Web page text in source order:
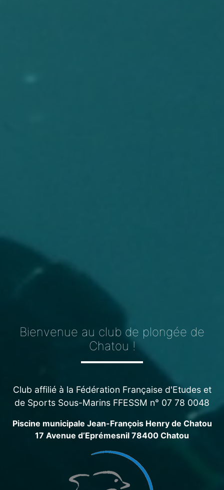
Bienvenue au club de plongée de
Chatou !
Club affilié à la Fédération Française d'Etudes et
de Sports Sous-Marins FFESSM n° 07 78 0048
Piscine municipale Jean-François Henry de Chatou
17 Avenue d’Eprémesnil 78400 Chatou